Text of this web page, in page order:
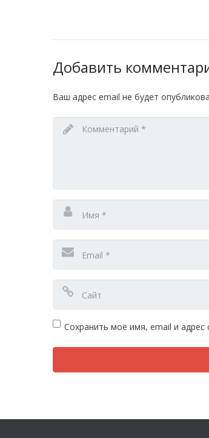
Добавить
Ваш адрес email не будет
Сохранить моё имя, email и